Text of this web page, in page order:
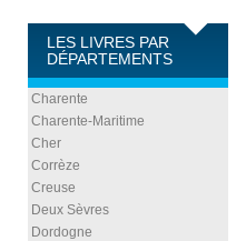
LES LIVRES PAR
DÉPARTEMENTS
Charente
Charente-Maritime
Cher
Corrèze
Creuse
Deux Sèvres
Dordogne